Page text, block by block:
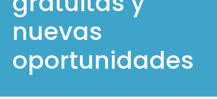
nuevas
oportunidades